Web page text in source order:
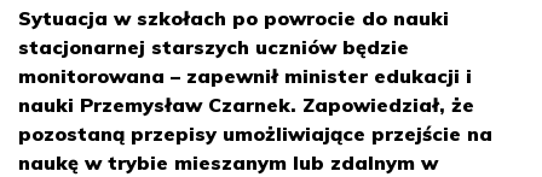
Sytuacja w szkołach po powrocie do nauki
stacjonarnej starszych uczniów będzie
monitorowana – zapewnił minister edukacji i
nauki Przemysław Czarnek. Zapowiedział, że
pozostaną przepisy umożliwiające przejście na
naukę w trybie mieszanym lub zdalnym w